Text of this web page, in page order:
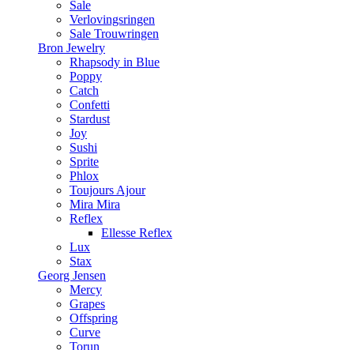
Sale
Verlovingsringen
Sale Trouwringen
Bron Jewelry
Rhapsody in Blue
Poppy
Catch
Confetti
Stardust
Joy
Sushi
Sprite
Phlox
Toujours Ajour
Mira Mira
Reflex
Ellesse Reflex
Lux
Stax
Georg Jensen
Mercy
Grapes
Offspring
Curve
Torun